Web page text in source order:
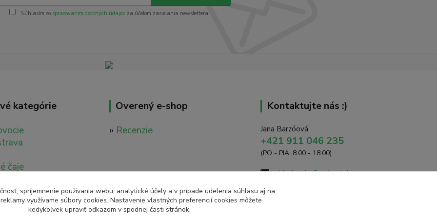
Súhlasím so spracovaním osobných údajovza účelom zasielania newslettera.
kategórie
čaje
Overený e-shop
» Recenzie
Kontaktujte nás :)
Jana Barzóová
+421 911 046 235
(PO - PIA, 8:00 - 18:00)
objednavky@naturaj.sk
spríjemnenie používania webu, analytické účely a v prípade udelenia súhlasu aj na
využívame súbory cookies. Nastavenie vlastných preferencií cookies môžete
kedykoľvek upraviť odkazom v spodnej časti stránok.